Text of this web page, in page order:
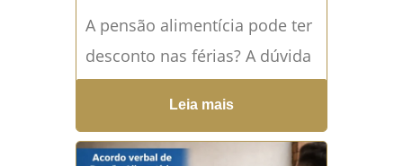
A pensão alimentícia pode ter
desconto nas férias? A dúvida
sobre desconto nas férias no
pagamento da pensão
alimentícia é muito comum...
Leia mais